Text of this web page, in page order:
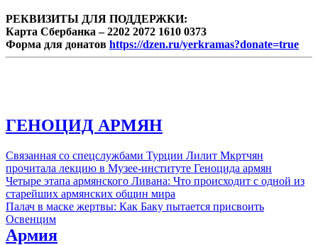
сможете записаться на тест-драйв, узнать
стоимость кредита, оформить ...
РЕКВИЗИТЫ ДЛЯ ПОДДЕРЖКИ:
Карта Сбербанка – 2202 2072 1610 0373
Форма для донатов https://dzen.ru/yerkramas?donate=true
ГЕНОЦИД АРМЯН
Связанная со спецслужбами Турции Лилит Мкртчян
прочитала лекцию в Музее-институте Геноцида армян
Четыре этапа армянского Ливана: Что происходит с одной из
старейших армянских общин мира
Палач в маске жертвы: Как Баку пытается присвоить
Освенцим
Армия